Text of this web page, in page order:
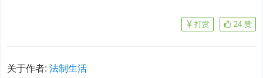
24 赞
打赏
关于作者:法制生活